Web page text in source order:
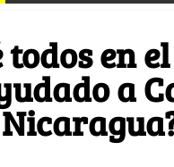
todos en
a